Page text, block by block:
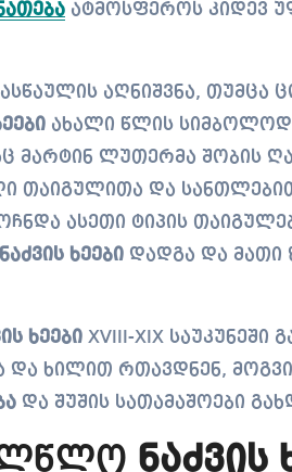
ატმოსფეროს კიდევ
აღნიშვნა, თუმცა
ახალი წლის
მარტინ ლუთერმა შობის
თაიგულითა და
ასეთი ტიპის
ნაძვის ხეები დადგა და მათი
ხეები XVIII-XIX საუკუნეში
ხილით რთავდნენ,
და შუშის სათამაშოები
ნაძვის